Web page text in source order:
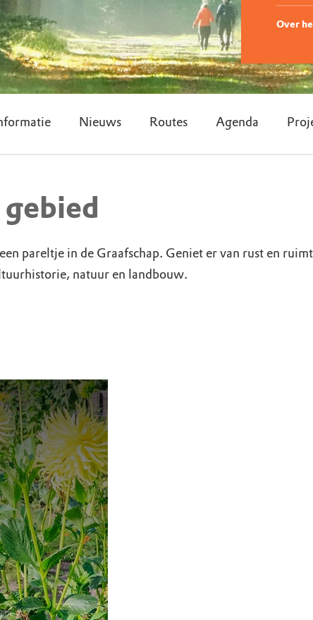
Over
Nieuws Routes Agenda
pareltje in de Graafschap. Geniet er van rust en
natuur en landbouw.
Velhorst
Bezoek de moestuin